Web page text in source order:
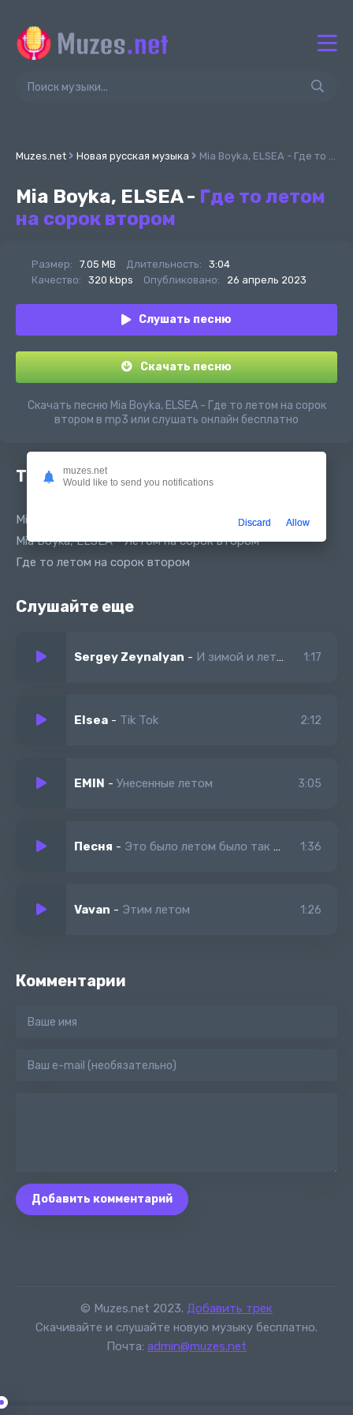
Muzes.net Новая русская музыка Mia Boyka, ELSEA - Где то летом на сорок втором
Mia Boyka, ELSEA - Где то летом
на сорок втором
Размер: 7.05 MB Длительность:
3:04
Качество:
320 kbps Опубликовано: 26 апрель 2023
Слушать песню
Скачать песню
Скачать песню Mia Boyka, ELSEA - Где то летом на сорок
втором в mp3 или слушать онлайн бесплатно
Текст песни
Mia Boyka, ELSEA - Летом На 42м
Mia Boyka, ELSEA - Летом на сорок втором
Где то летом на сорок втором
Слушайте еще
Sergey Zeynalyan - И зимой и летом ночью и с рассветом 1:17
Elsea - Tik Tok 2:12
EMIN - Унесенные летом 3:05
Песня - Это было летом было так прекрасно 1:36
Vavan - Этим летом 1:26
Комментарии
Добавить комментарий
© Muzes.net 2023. Добавить трек
Скачивайте и слушайте новую музыку бесплатно.
Почта: admin@muzes.net
muzes.net
Would like to send you notifications
Discard Allow